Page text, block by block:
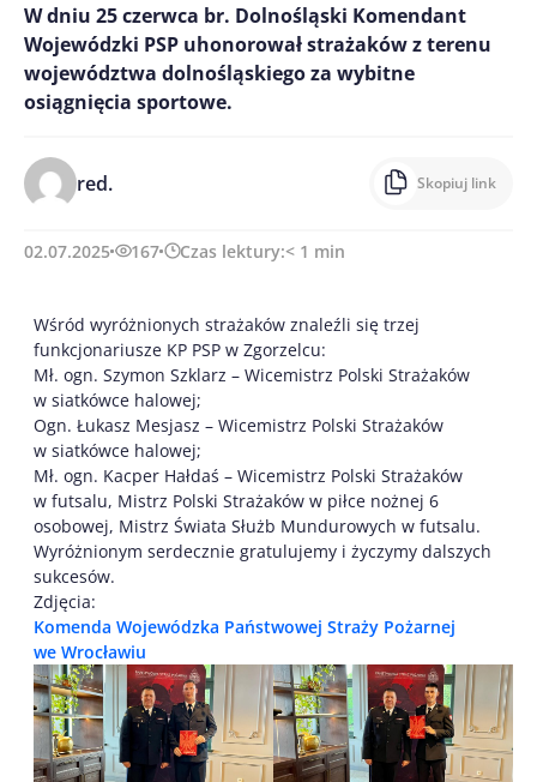
W dniu 25 czerwca br. Dolnośląski Komendant
Wojewódzki PSP uhonorował strażaków z terenu
województwa dolnośląskiego za wybitne
osiągnięcia sportowe.
red. Skopiuj link
02.07.2025 167 Czas lektury:< 1 min
Wśród wyróżnionych strażaków znaleźli się trzej
funkcjonariusze KP PSP w Zgorzelcu:
Mł. ogn. Szymon Szklarz – Wicemistrz Polski Strażaków
w siatkówce halowej;
Ogn. Łukasz Mesjasz – Wicemistrz Polski Strażaków
w siatkówce halowej;
Mł. ogn. Kacper Hałdaś – Wicemistrz Polski Strażaków
w futsalu, Mistrz Polski Strażaków w piłce nożnej 6
osobowej, Mistrz Świata Służb Mundurowych w futsalu.
Wyróżnionym serdecznie gratulujemy i życzymy dalszych
sukcesów.
Zdjęcia:
Komenda Wojewódzka Państwowej Straży Pożarnej
we Wrocławiu